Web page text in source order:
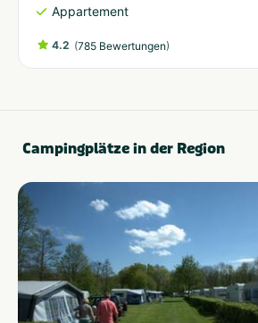
Appartement
4.2 (785 Bewertungen)
Campingplätze in der Region